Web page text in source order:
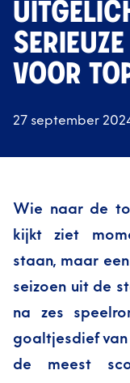
VOOR
27 september
Wie naar de
kijkt ziet
staan, maar
seizoen uit de
na zes
goaltjesdief van
de meest